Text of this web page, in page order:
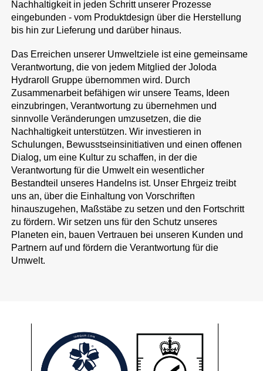
Nachhaltigkeit in jeden Schritt unserer Prozesse
eingebunden - vom Produktdesign über die Herstellung
bis hin zur Lieferung und darüber hinaus.
Das Erreichen unserer Umweltziele ist eine gemeinsame
Verantwortung, die von jedem Mitglied der Joloda
Hydraroll Gruppe übernommen wird. Durch
Zusammenarbeit befähigen wir unsere Teams, Ideen
einzubringen, Verantwortung zu übernehmen und
sinnvolle Veränderungen umzusetzen, die die
Nachhaltigkeit unterstützen. Wir investieren in
Schulungen, Bewusstseinsinitiativen und einen offenen
Dialog, um eine Kultur zu schaffen, in der die
Verantwortung für die Umwelt ein wesentlicher
Bestandteil unseres Handelns ist. Unser Ehrgeiz treibt
uns an, über die Einhaltung von Vorschriften
hinauszugehen, Maßstäbe zu setzen und den Fortschritt
zu fördern. Wir setzen uns für den Schutz unseres
Planeten ein, bauen Vertrauen bei unseren Kunden und
Partnern auf und fördern die Verantwortung für die
Umwelt.